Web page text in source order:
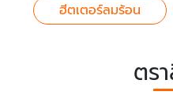
ฮีตเตอร์ลมร้อน
ตร